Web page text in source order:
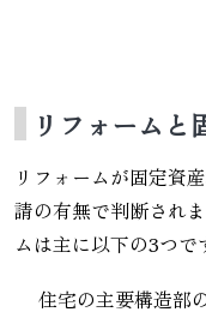
リフォームと
リフォームが固定資
請の有無で判断され
ムは主に以下の3つで
住宅の主要構造部